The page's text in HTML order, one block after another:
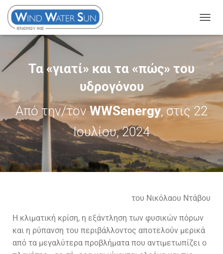
Ν
Γ
Ή
Π
Ο
Ή
Γ
Τα «γιατί» και τα «πώς» του
υδρογόνου
Από την/τονWWSenergy, στις22
Ιουλίου, 2024
του Νικόλαου Ντάβου
Η κλιματική κρίση, η εξάντληση των φυσικών πόρων
και η ρύπανση του περιβάλλοντος αποτελούν μερικά
από τα μεγαλύτερα προβλήματα που αντιμετωπίζει ο